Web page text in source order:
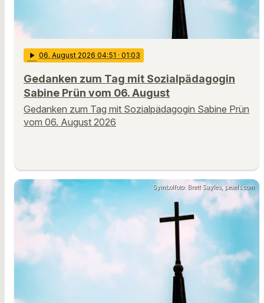
play_arrow 06. August 2026 04:51 · 01:03
Gedanken zum Tag mit Sozialpädagogin
Sabine Prün vom 06. August
Gedanken zum Tag mit Sozialpädagogin Sabine Prün
vom 06. August 2026
Symbolfoto: Brett Sayles, pexels.com